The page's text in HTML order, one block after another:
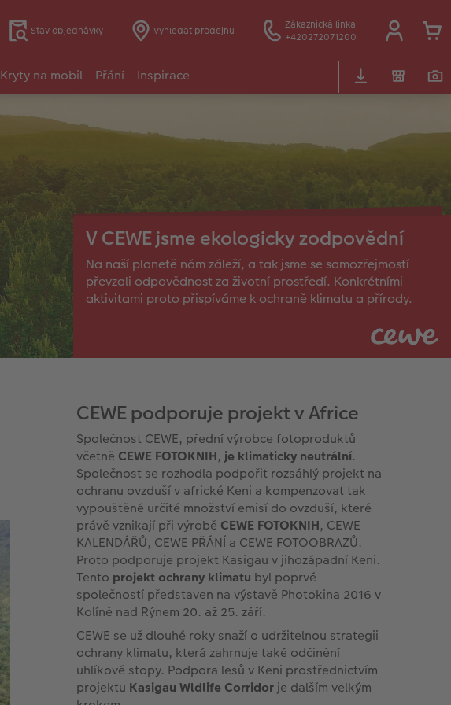
Stav objednávky Vyhledat prodejnu
Zákaznická linka
+420272071200
Kryty na mobil Přání Inspirace
V CEWE jsme ekologicky zodpovědní
Na naší planetě nám záleží, a tak jsme se samozřejmostí
převzali odpovědnost za životní prostředí. Konkrétními
aktivitami proto přispíváme k ochraně klimatu a přírody.
CEWE podporuje projekt v Africe
Společnost CEWE, přední výrobce fotoproduktů
včetně CEWE FOTOKNIH, je klimaticky neutrální.
Společnost se rozhodla podpořit rozsáhlý projekt na
ochranu ovzduší v africké Keni a kompenzovat tak
vypouštěné určité množství emisí do ovzduší, které
právě vznikají při výrobě CEWE FOTOKNIH, CEWE
KALENDÁŘŮ, CEWE PŘÁNÍ a CEWE FOTOOBRAZŮ.
Proto podporuje projekt Kasigau v jihozápadní Keni.
Tento projekt ochrany klimatu byl poprvé
společností představen na výstavě Photokina 2016 v
Kolíně nad Rýnem 20. až 25. září.
CEWE se už dlouhé roky snaží o udržitelnou strategii
ochrany klimatu, která zahrnuje také odčinění
uhlíkové stopy. Podpora lesů v Keni prostřednictvím
projektu Kasigau Wldlife Corridor je dalším velkým